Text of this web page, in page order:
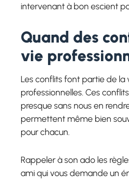
intervenant à bon escient
Quand des
vie
Les conflits font partie de la
professionnelles. Ces
presque sans nous en
permettent même bien
pour chacun.
Rappeler à son ado les
ami qui vous demande un